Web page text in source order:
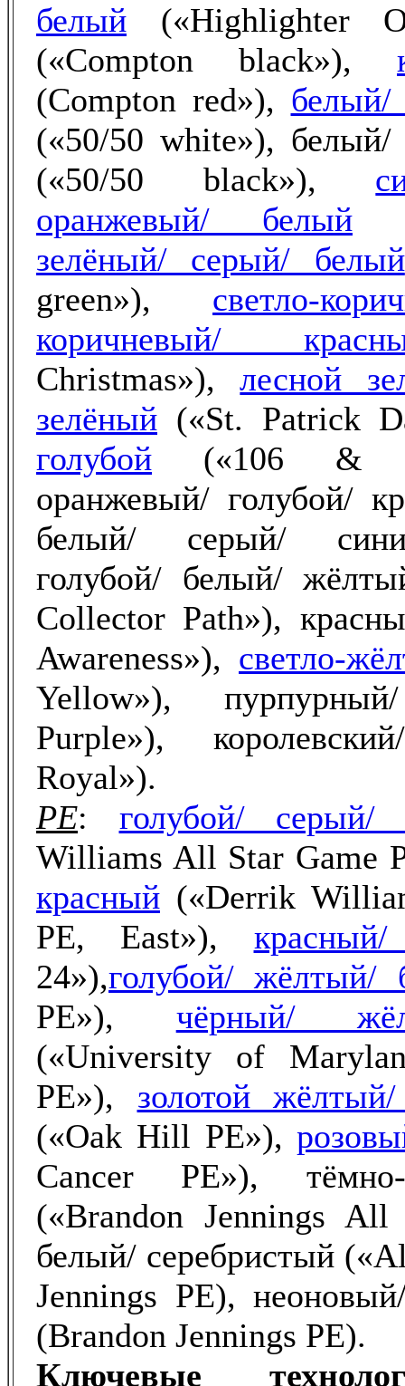
белый («Highlighter
(«Compton black»),
(Compton red»), белый/
(«50/50 white»),
(«50/50 black»),
оранжевый/ белый
зелёный/ серый/ белый
green»), светло-
коричневый/
Christmas»),лесной
зелёный («St. Patrick
голубой («106 &
оранжевый/ голубой/
белый/ серый/
голубой/ белый/
Collector Path»),
Awareness»), светло-
Yellow»),
Purple»),
Royal»).
PE: голубой/ серый/
Williams All Star Game
красный («Derrik
PE, East»),
24»),голубой/ жёлтый/
PE»), чёрный/
(«University of
PE»), золотой
(«Oak Hill PE»),
Cancer PE»),
(«Brandon Jennings
белый/ серебристый
Jennings PE),
(Brandon Jennings PE).
Ключевые